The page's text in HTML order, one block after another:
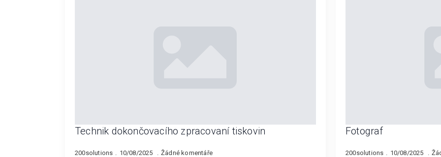
Technik dokončovacího zpracovaní tiskovin
200solutions 10/08/2025 Žádné komentáře
Fotograf
200solutions 10/08/2025